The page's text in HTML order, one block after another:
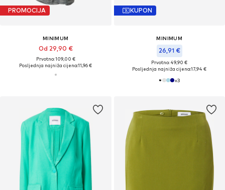
PROMOCIJA
MINIMUM
Od 29,90 €
Prvotno: 109,00 €
Posljednja najniža cijena:11,96 €
KUPON
MINIMUM
26,91 €
Prvotno: 49,90 €
Posljednja najniža cijena:17,94 €
+3